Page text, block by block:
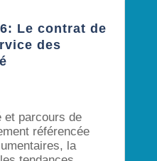
Le contrat de
des
et parcours de
référencée
la